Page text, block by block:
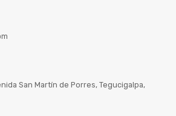
San Martín de Porres, Tegucigalpa,